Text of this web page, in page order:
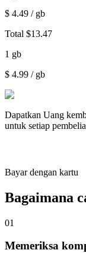
$ 4.49 / gb
Total $13.47
1 gb
$ 4.99 / gb
Dapatkan Uang
untuk setiap
Bayar dengan kartu
Bagaimana
01
Memeriksa